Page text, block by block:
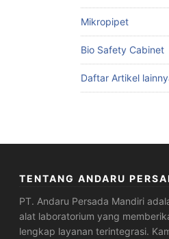
Mikropipet
Bio Safety Cabinet
Daftar Artikel
TENTANG ANDARU
PT. Andaru Persada Mandiri
alat laboratorium yang
lengkap layanan terintegrasi.